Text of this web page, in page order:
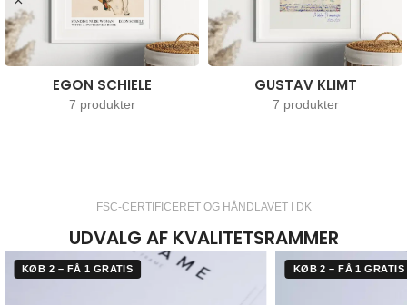
EGON SCHIELE
7 produkter
GUSTAV KLIMT
7 produkter
FSC-CERTIFICERET OG HÅNDLAVET I DK
UDVALG AF KVALITETSRAMMER
KØB 2 – FÅ 1 GRATIS KØB 2 – FÅ 1 GRATIS